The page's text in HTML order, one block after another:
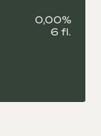
0,00%
6 fl.